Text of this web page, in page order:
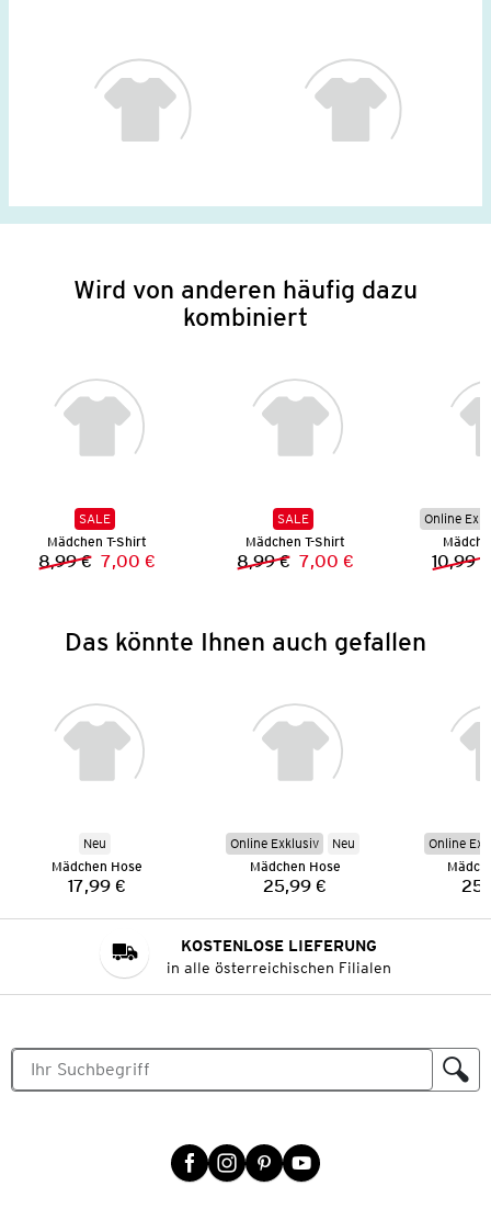
Wird von anderen häufig dazu
kombiniert
SALE
Mädchen T-Shirt
Vorheriger Preis:
8,99 € Neuer Preis:
7,00 €
SALE
Mädchen T-Shirt
Vorheriger Preis:
8,99 € Neuer Preis:
7,00 €
Online
10,99 €
Das könnte Ihnen auch gefallen
Neu
Mädchen Hose
Preis:
17,99 €
Online Exklusiv
Neu
Mädchen Hose
Preis:
25,99 €
Online
KOSTENLOSE LIEFERUNG
in alle österreichischen Filialen